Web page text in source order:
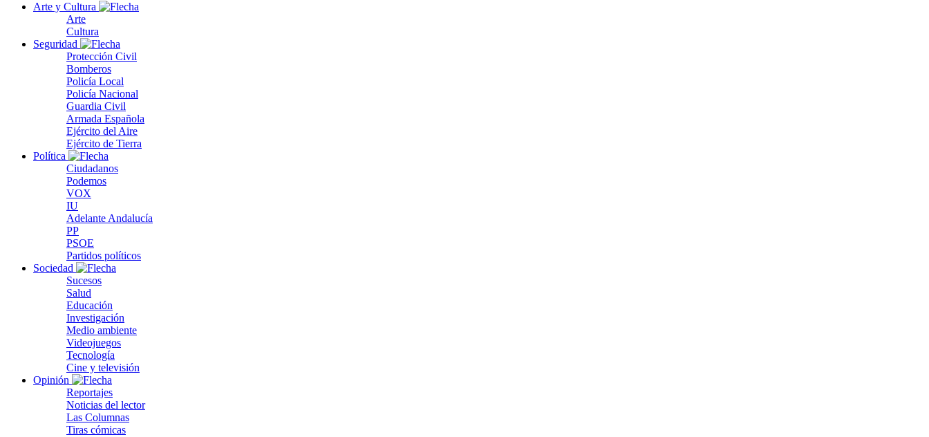
Arte y Cultura
Arte
Cultura
Seguridad
Protección Civil
Bomberos
Policía Local
Policía Nacional
Guardia Civil
Armada Española
Ejército del Aire
Ejército de Tierra
Política
Ciudadanos
Podemos
VOX
IU
Adelante Andalucía
PP
PSOE
Partidos políticos
Sociedad
Sucesos
Salud
Educación
Investigación
Medio ambiente
Videojuegos
Tecnología
Cine y televisión
Opinión
Reportajes
Noticias del lector
Las Columnas
Tiras cómicas